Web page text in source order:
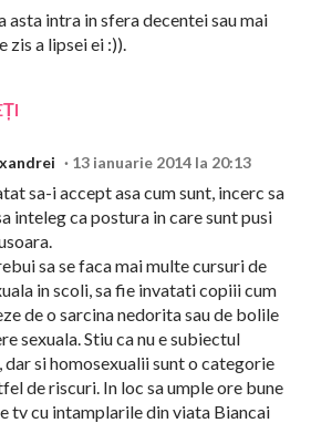
asta intra in sfera decentei sau mai
zis a lipsei ei :)).
13 ianuarie 2014 la 20:13
sa-i accept asa cum sunt, incerc sa
inteleg ca postura in care sunt pusi
sa se faca mai multe cursuri de
in scoli, sa fie invatati copiii cum
de o sarcina nedorita sau de bolile
sexuala. Stiu ca nu e subiectul
si homosexualii sunt o categorie
de riscuri. In loc sa umple ore bune
tv cu intamplarile din viata Biancai